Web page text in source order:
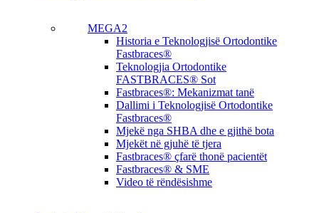
MEGA2
Historia e Teknologjisë Ortodontike
Fastbraces®
Teknologjia Ortodontike
FASTBRACES® Sot
Fastbraces®: Mekanizmat tanë
Dallimi i Teknologjisë Ortodontike
Fastbraces®
Mjekë nga SHBA dhe e gjithë bota
Mjekët në gjuhë të tjera
Fastbraces® çfarë thonë pacientët
Fastbraces® & SME
Video të rëndësishme